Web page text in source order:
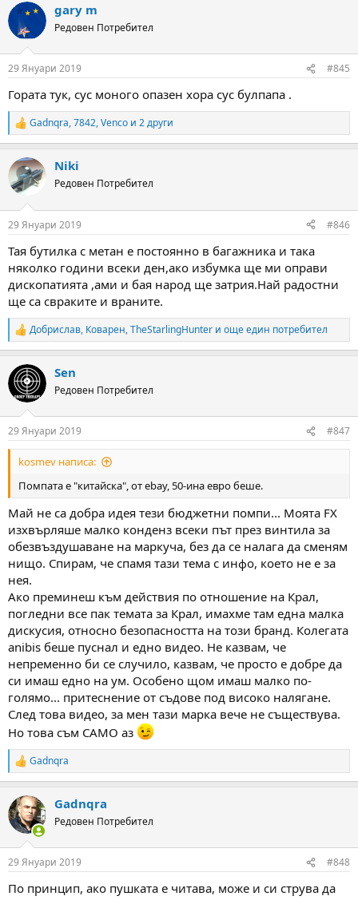
c
i
s
gary m
Редовен Потребител
29 Януари 2019 #845
Гората тук, сус моного опазен хора сус булпапа .
R
e
c
t
i
s
Gadnqra,7842,Venco и 2 други
Niki
Редовен Потребител
29 Януари 2019 #846
Тая бутилка с метан е постоянно в багажника и така
няколко години всеки ден,ако избумка ще ми оправи
дископатията ,ами и бая народ ще затрия.Най радостни
ще са свраките и враните.
R
e
c
t
i
s
:
Добрислав, Коварен,TheStarlingHunter и още един потребител
Sen
Редовен Потребител
29 Януари 2019 #847
kosmev написа:
Помпата е "китайска", от ebay, 50-ина евро беше.
Май не са добра идея тези бюджетни помпи... Моята FX
изхвърляше малко конденз всеки път през винтила за
обезвъздушаване на маркуча, без да се налага да сменям
нищо. Спирам, че спамя тази тема с инфо, което не е за
нея.
Ако преминеш към действия по отношение на Крал,
погледни все пак темата за Крал, имахме там една малка
дискусия, относно безопасността на този бранд. Колегата
anibis беше пуснал и едно видео. Не казвам, че
непременно би се случило, казвам, че просто е добре да
си имаш едно на ум. Особено щом имаш малко по-
голямо... притеснение от съдове под високо налягане.
След това видео, за мен тази марка вече не съществува.
Но това съм САМО аз
R
e
c
t
i
s
Gadnqra
Gadnqra
Редовен Потребител
29 Януари 2019 #848
По принцип, ако пушката е читава, може и си струва да